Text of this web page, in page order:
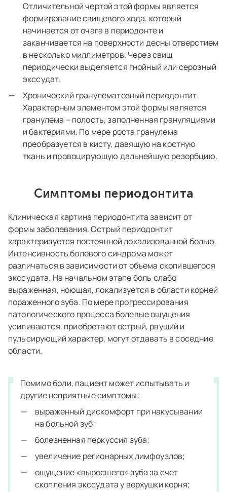
Отличительной чертой этой формы является
формирование свищевого хода, который
начинается от очага в периодонте и
заканчивается на поверхности десны отверстием
в несколько миллиметров. Через свищ
периодически выделяется гнойный или серозный
экссудат.
Хронический гранулематозный периодонтит.
Характерным элементом этой формы является
гранулема – полость, заполненная грануляциями
и бактериями. По мере роста гранулема
преобразуется в кисту, давящую на костную
ткань и провоцирующую дальнейшую резорбцию.
Симптомы периодонтита
Клиническая картина периодонтита зависит от
формы заболевания. Острый периодонтит
характеризуется постоянной локализованной болью.
Интенсивность болевого синдрома может
различаться в зависимости от объема скопившегося
экссудата. На начальном этапе боль слабо
выраженная, ноющая, локализуется в области корней
пораженного зуба. По мере прогрессирования
патологического процесса болевые ощущения
усиливаются, приобретают острый, рвущий и
пульсирующий характер, могут отдавать в соседние
области.
Помимо боли, пациент может испытывать и
другие неприятные симптомы:
выраженный дискомфорт при накусывании
на больной зуб;
болезненная перкуссия зуба;
увеличение регионарных лимфоузлов;
ощущение «выросшего» зуба за счет
скопления экссудата у верхушки корня;